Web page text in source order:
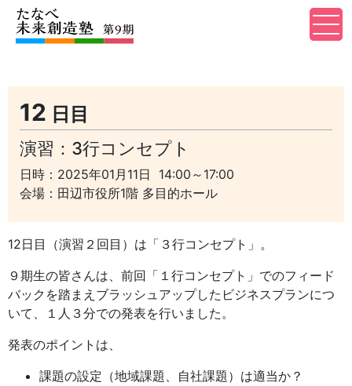
12 日目
演習：3行コンセプト
日時：2025年01月11日 14:00～17:00
会場：田辺市役所1階 多目的ホール
12日目（演習２回目）は「３行コンセプト」。
９期生の皆さんは、前回「１行コンセプト」でのフィード
バックを踏まえブラッシュアップしたビジネスプランにつ
いて、１人３分での発表を行いました。
発表のポイントは、
課題の設定（地域課題、自社課題）は適当か？